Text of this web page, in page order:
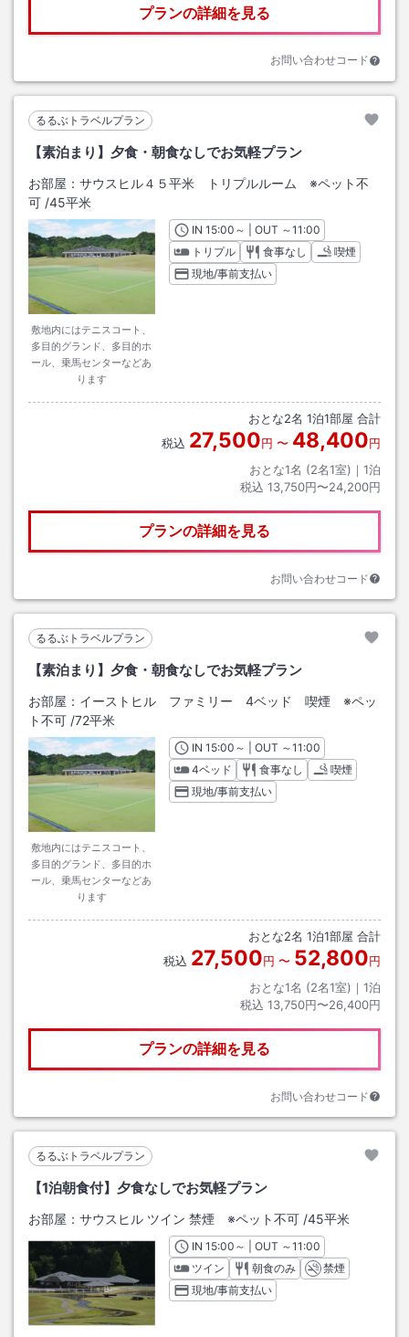
プランの詳細を見る
お問い合わせコード
るるぶトラベルプラン
【素泊まり】夕食・朝食なしでお気軽プラン
お部屋： サウスヒル４５平米 トリプルルーム ※ペット不
可 /45平米
敷地内にはテニスコート、
多目的グランド、多目的ホ
ール、乗馬センターなどあ
ります
INチェックイン
15:00 ～ | OUT チェックアウト
～11:00
トリプル
食事なし
喫煙
現地/事前支払い
おとな2名 1泊1部屋 合計
税込 27,500円 〜 48,400円
おとな1名 (2名1室)｜ 1泊
税込 13,750円〜24,200円
プランの詳細を見る
お問い合わせコード
るるぶトラベルプラン
【素泊まり】夕食・朝食なしでお気軽プラン
お部屋： イーストヒル ファミリー 4ベッド 喫煙 ※ペッ
ト不可 /72平米
敷地内にはテニスコート、
多目的グランド、多目的ホ
ール、乗馬センターなどあ
ります
INチェックイン
15:00 ～ | OUT チェックアウト
～11:00
4ベッド
食事なし
喫煙
現地/事前支払い
おとな2名 1泊1部屋 合計
税込 27,500円 〜 52,800円
おとな1名 (2名1室)｜ 1泊
税込 13,750円〜26,400円
プランの詳細を見る
お問い合わせコード
るるぶトラベルプラン
【1泊朝食付】夕食なしでお気軽プラン
お部屋： サウスヒル ツイン 禁煙 ※ペット不可 /45平米
INチェックイン
15:00 ～ | OUT チェックアウト
～11:00
ツイン
朝食のみ
禁煙
現地/事前支払い